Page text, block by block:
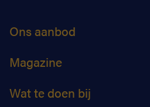
Ons aanbod
Magazine
Wat te doen bij